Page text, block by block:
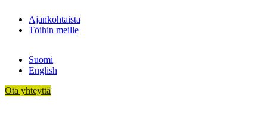
sisältöönAjankohtaista
Töihin meille
Suomi
English
Ota yhteyttä